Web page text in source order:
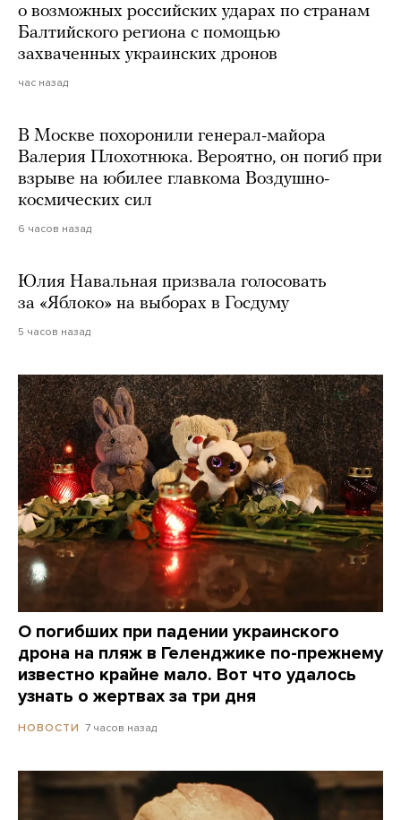
о возможных российских ударах по странам
Балтийского региона с помощью
захваченных украинских дронов
час назад
В Москве похоронили генерал-майора
Валерия Плохотнюка. Вероятно, он погиб при
взрыве на юбилее главкома Воздушно-
космических сил
6 часов назад
Юлия Навальная призвала голосовать
за «Яблоко» на выборах в Госдуму
5 часов назад
О погибших при падении украинского
дрона на пляж в Геленджике по-прежнему
известно крайне мало. Вот что удалось
узнать о жертвах за три дня
НОВОСТИ 7 часов назад